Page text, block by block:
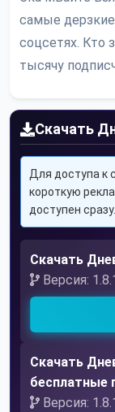
самые
соцсетях. Кто
тысячу
Скачать
Для доступа к
короткую
доступен сразу.
Скачать
Версия:
Скачать
бесплатные
Версия: 1.8.1